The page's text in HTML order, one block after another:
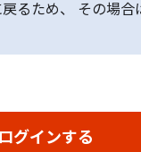
るため、 その場合